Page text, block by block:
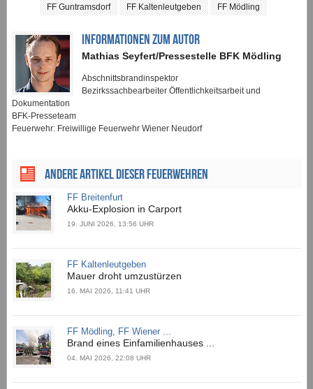
FF Guntramsdorf
FF Kaltenleutgeben FF Mödling
INFORMATIONEN ZUM AUTOR
Mathias Seyfert/Pressestelle BFK Mödling
Abschnittsbrandinspektor
Bezirkssachbearbeiter Öffentlichkeitsarbeit und
Dokumentation
BFK-Presseteam
Feuerwehr: Freiwillige Feuerwehr Wiener Neudorf
ANDERE ARTIKEL DIESER FEUERWEHREN
FF Breitenfurt
Akku-Explosion in Carport
19. JUNI 2026, 13:56 UHR
FF Kaltenleutgeben
Mauer droht umzustürzen
16. MAI 2026, 11:41 UHR
FF Mödling, FF Wiener ...
Brand eines Einfamilienhauses ...
04. MAI 2026, 22:08 UHR